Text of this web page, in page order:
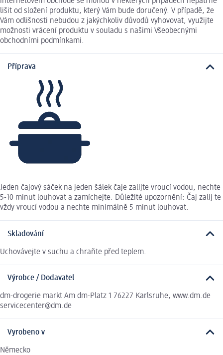
lišit od složení produktu, který Vám bude doručený. V případě, že
Vám odlišnosti nebudou z jakýchkoliv důvodů vyhovovat, využijte
možnosti vrácení produktu v souladu s našimi Všeobecnými
obchodními podmínkami.
Příprava
Jeden čajový sáček na jeden šálek čaje zalijte vroucí vodou, nechte
5-10 minut louhovat a zamíchejte. Důležité upozornění: Čaj zalij te
vždy vroucí vodou a nechte minimálně 5 minut louhovat.
Skladování
Uchovávejte v suchu a chraňte před teplem.
Výrobce / Dodavatel
dm-drogerie markt Am dm-Platz 1 76227 Karlsruhe, www.dm.de
servicecenter@dm.de
Vyrobeno v
Německo